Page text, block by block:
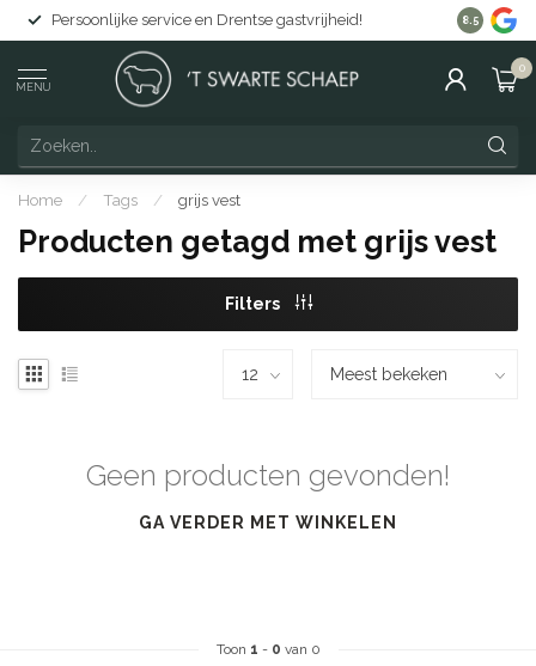
Persoonlijke service en Drentse gastvrijheid! Gratis
8.5
MENU
0
Home / Tags / grijs vest
Producten getagd met grijs vest
Filters
Geen producten gevonden!
GA VERDER MET WINKELEN
Toon 1 - 0 van 0